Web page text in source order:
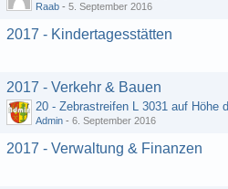
Raab - 5. September 2016
2017 - Kindertagesstätten
2017 - Verkehr & Bauen
Admin - 6. September 2016
2017 - Verwaltung & Finanzen